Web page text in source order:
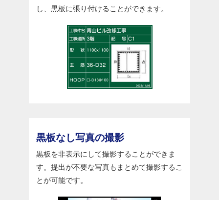
し、黒板に張り付けることができます。
黒板なし写真の撮影
黒板を非表示にして撮影することができま
す。提出が不要な写真もまとめて撮影するこ
とが可能です。